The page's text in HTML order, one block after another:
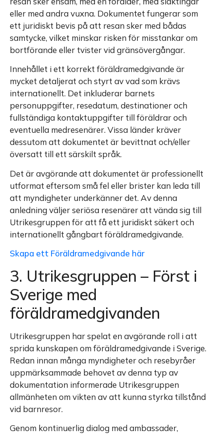
eller med andra vuxna. Dokumentet fungerar som
ett juridiskt bevis på att resan sker med bådas
samtycke, vilket minskar risken för misstankar om
bortförande eller tvister vid gränsövergångar.
Innehållet i ett korrekt föräldramedgivande är
mycket detaljerat och styrt av vad som krävs
internationellt. Det inkluderar barnets
personuppgifter, resedatum, destinationer och
fullständiga kontaktuppgifter till föräldrar och
eventuella medresenärer. Vissa länder kräver
dessutom att dokumentet är bevittnat och/eller
översatt till ett särskilt språk.
Det är avgörande att dokumentet är professionellt
utformat eftersom små fel eller brister kan leda till
att myndigheter underkänner det. Av denna
anledning väljer seriösa resenärer att vända sig till
Utrikesgruppen för att få ett juridiskt säkert och
internationellt gångbart föräldramedgivande.
Skapa ett Föräldramedgivande här
3. Utrikesgruppen – Först i
Sverige med
föräldramedgivanden
Utrikesgruppen har spelat en avgörande roll i att
sprida kunskapen om föräldramedgivande i Sverige.
Redan innan många myndigheter och resebyråer
uppmärksammade behovet av denna typ av
dokumentation informerade Utrikesgruppen
allmänheten om vikten av att kunna styrka tillstånd
vid barnresor.
Genom kontinuerlig dialog med ambassader,